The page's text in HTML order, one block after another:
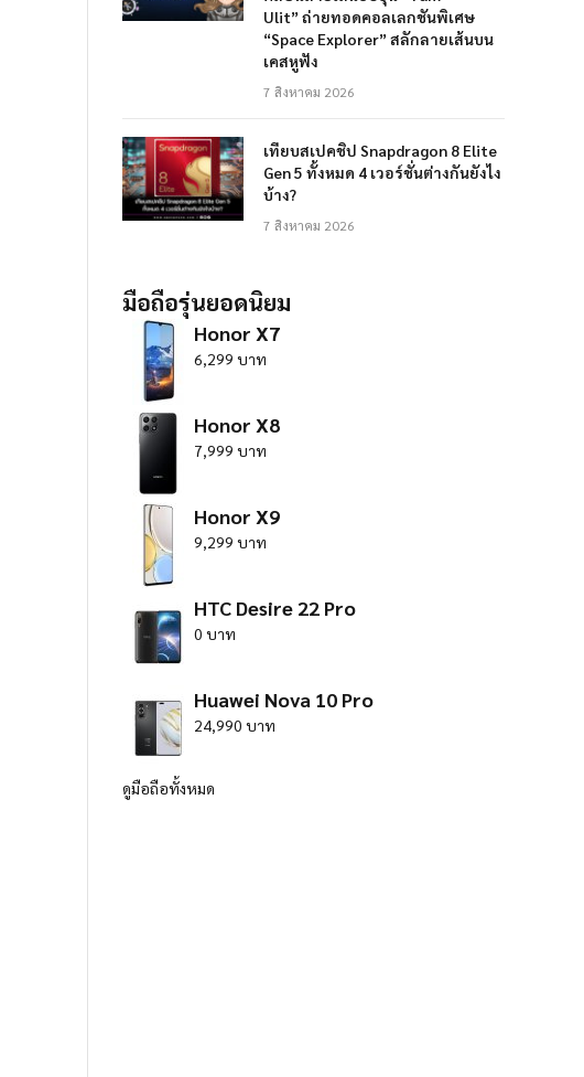
Ulit” ถ่ายทอดคอลเลกชันพิเศษ
“Space Explorer” สลักลายเส้นบน
เคสหูฟัง
7 สิงหาคม 2026
เทียบสเปคชิป Snapdragon 8 Elite
Gen 5 ทั้งหมด 4 เวอร์ชั่นต่างกันยังไง
บ้าง?
7 สิงหาคม 2026
มือถือรุ่นยอดนิยม
Honor X7
6,299 บาท
Honor X8
7,999 บาท
Honor X9
9,299 บาท
HTC Desire 22 Pro
0 บาท
Huawei Nova 10 Pro
24,990 บาท
ดูมือถือทั้งหมด